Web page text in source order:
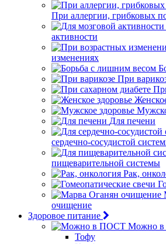
При аллергии, грибковых
активности
изменениях
При
Для печени
сердечно-сосудистой
пищеварительной системы
Рак,
очищение
Здоровое питание
Можно
Тофу